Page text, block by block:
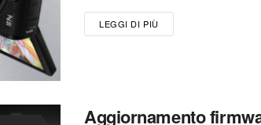
LEGGI DI PIÙ
Aggiornamento